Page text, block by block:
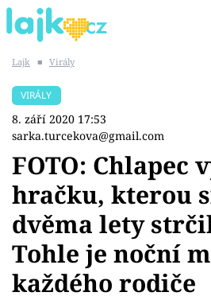
SHOPAHOLICADEL
Témata
Showbyznys
Youtubeři
Lajk ■ Virály
VIRÁLY
8. září 2020 17:53
sarka.turcekova@gmail.com
FOTO: Chlapec
hračku, kterou
dvěma lety
Tohle je noční
každého rodiče